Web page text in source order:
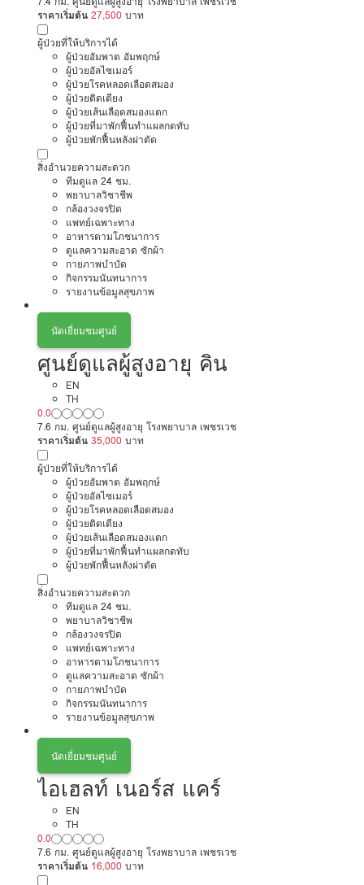
ราคาเริ่มต้น 27,500 บาท
ผู้ป่วยที่ให้บริการได้
ผู้ป่วยอัมพาต อัมพฤกษ์
ผู้ป่วยอัลไซเมอร์
ผู้ป่วยโรคหลอดเลือดสมอง
ผู้ป่วยติดเตียง
ผู้ป่วยเส้นเลือดสมองแตก
ผู้ป่วยที่มาพักฟื้นทำแผลกดทับ
ผู้ป่วยพักฟื้นหลังผ่าตัด
สิ่งอำนวยความสะดวก
ทีมดูแล 24 ชม.
พยาบาลวิชาชีพ
กล้องวงจรปิด
แพทย์เฉพาะทาง
อาหารตามโภชนาการ
ดูแลความสะอาด ซักผ้า
กายภาพบำบัด
กิจกรรมนันทนาการ
รายงานข้อมูลสุขภาพ
นัดเยี่ยมชมศูนย์
ศูนย์ดูแลผู้สูงอายุ คิน
EN
TH
0.0
7.6 กม. ศูนย์ดูแลผู้สูงอายุ โรงพยาบาล เพชรเวช
ราคาเริ่มต้น 35,000 บาท
ผู้ป่วยที่ให้บริการได้
ผู้ป่วยอัมพาต อัมพฤกษ์
ผู้ป่วยอัลไซเมอร์
ผู้ป่วยโรคหลอดเลือดสมอง
ผู้ป่วยติดเตียง
ผู้ป่วยเส้นเลือดสมองแตก
ผู้ป่วยที่มาพักฟื้นทำแผลกดทับ
ผู้ป่วยพักฟื้นหลังผ่าตัด
สิ่งอำนวยความสะดวก
ทีมดูแล 24 ชม.
พยาบาลวิชาชีพ
กล้องวงจรปิด
แพทย์เฉพาะทาง
อาหารตามโภชนาการ
ดูแลความสะอาด ซักผ้า
กายภาพบำบัด
กิจกรรมนันทนาการ
รายงานข้อมูลสุขภาพ
นัดเยี่ยมชมศูนย์
ไอเฮลท์ เนอร์ส แคร์
EN
TH
0.0
7.6 กม. ศูนย์ดูแลผู้สูงอายุ โรงพยาบาล เพชรเวช
ราคาเริ่มต้น 16,000 บาท